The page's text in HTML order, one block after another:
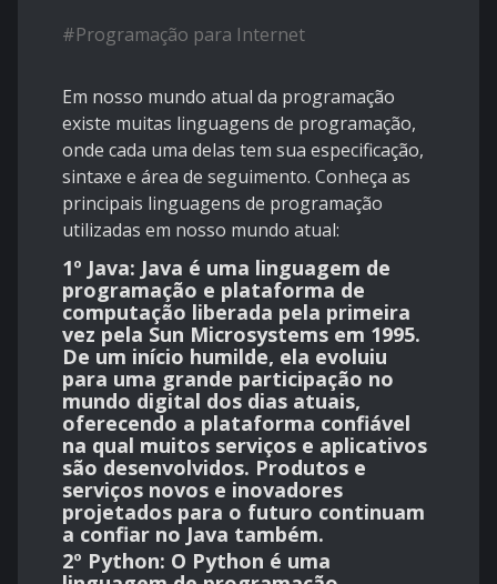
#Programação para Internet
Em nosso mundo atual da programação
existe muitas linguagens de programação,
onde cada uma delas tem sua especificação,
sintaxe e área de seguimento. Conheça as
principais linguagens de programação
utilizadas em nosso mundo atual:
1º Java: Java é uma linguagem de
programação e plataforma de
computação liberada pela primeira
vez pela Sun Microsystems em 1995.
De um início humilde, ela evoluiu
para uma grande participação no
mundo digital dos dias atuais,
oferecendo a plataforma confiável
na qual muitos serviços e aplicativos
são desenvolvidos. Produtos e
serviços novos e inovadores
projetados para o futuro continuam
a confiar no Java também.
2º Python: O Python é uma